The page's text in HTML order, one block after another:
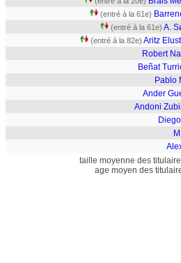
(entré à la 61e)
(entré à la 61e) A.
(entré à la 82e) Aritz
Robert
Beñat
Pablo
Ander
Andoni
taille moyenne des
age moyen des